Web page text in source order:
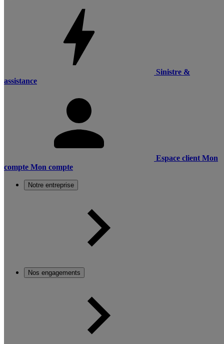
Sinistre &
assistance
Espace client Mon
compte Mon compte
Notre entreprise
Nos engagements